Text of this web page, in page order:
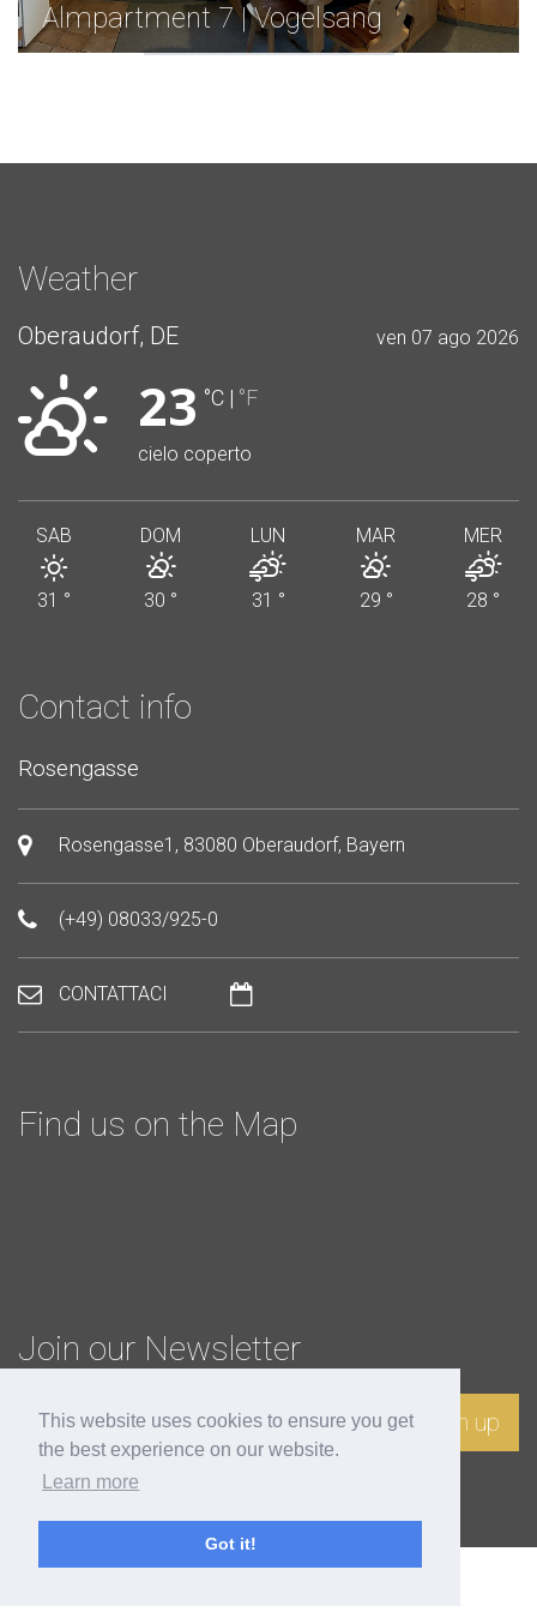
This website uses cookies to ensure you get
the best experience on our website.
Learn more
Got it!
Almpartment 7 | Vogelsang
Weather
Oberaudorf, DE ven 07 ago 2026
23 °C | °F
cielo coperto
SAB
31 °
DOM
30 °
LUN
31 °
MAR
29 °
MER
28 °
Contact info
Rosengasse
Rosengasse1, 83080 Oberaudorf, Bayern
(+49) 08033/925-0
CONTATTACI
Find us on the Map
Join our Newsletter
Sign up